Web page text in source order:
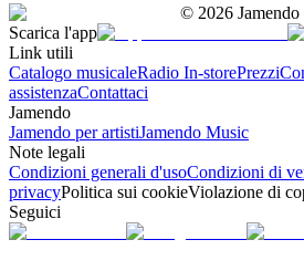
© 2026
Scarica l'app
Link utili
Catalogo musicaleRadio In-storePrezzi
assistenzaContattaci
Jamendo
Jamendo per artistiJamendo Music
Note legali
Condizioni generali d'usoCondizioni di
privacyPolitica sui cookieViolazione di
Seguici